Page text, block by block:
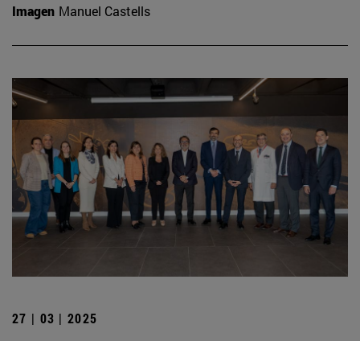
Imagen Manuel Castells
27 | 03 | 2025